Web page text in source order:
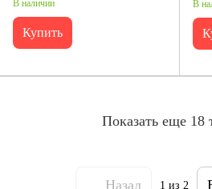
В наличии
Купить
В
Показать еще 18
Назад 1 из 2